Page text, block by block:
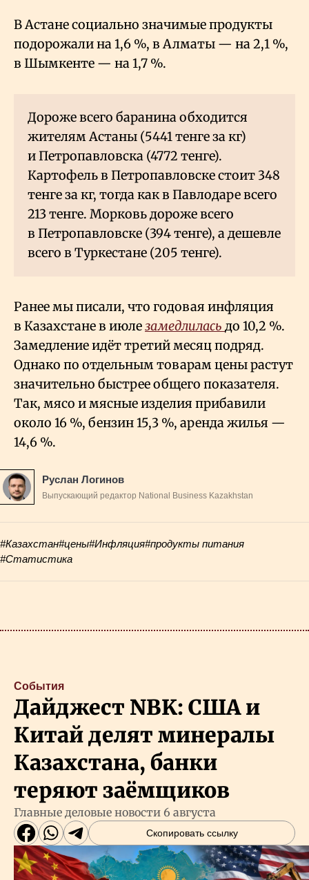
В Астане социально значимые продукты
подорожали на 1,6 %, в Алматы — на 2,1 %,
в Шымкенте — на 1,7 %.
Дороже всего баранина обходится
жителям Астаны (5441 тенге за кг)
и Петропавловска (4772 тенге).
Картофель в Петропавловске стоит 348
тенге за кг, тогда как в Павлодаре всего
213 тенге. Морковь дороже всего
в Петропавловске (394 тенге), а дешевле
всего в Туркестане (205 тенге).
Ранее мы писали, что годовая инфляция
в Казахстане в июлезамедлилась до 10,2 %.
Замедление идёт третий месяц подряд.
Однако по отдельным товарам цены растут
значительно быстрее общего показателя.
Так, мясо и мясные изделия прибавили
около 16 %, бензин 15,3 %, аренда жилья —
14,6 %.
Руслан Логинов
Выпускающий редактор National Business Kazakhstan
#Казахстан#цены#Инфляция#продукты питания
#Статистика
События
Дайджест NBK: США и
Китай делят минералы
Казахстана, банки
теряют заёмщиков
Главные деловые новости 6 августа
Скопировать ссылку